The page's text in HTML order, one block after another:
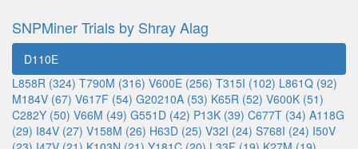
SNPMiner Trials by Shray Alag
D110E
L858R (324) T790M (316) V600E (256) T315I (102) L861Q (92)
M184V (67) V617F (54) G20210A (53) K65R (52) V600K (51)
C282Y (50) V66M (49) G551D (42) P13K (39) C677T (34) A118G
(29) I84V (27) V158M (26) H63D (25) V32I (24) S768I (24) I50V